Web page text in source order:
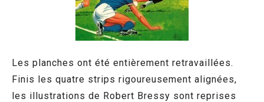
Les planches ont été entièrement retravaillées.
Finis les quatre strips rigoureusement alignées,
les illustrations de Robert Bressy sont reprises